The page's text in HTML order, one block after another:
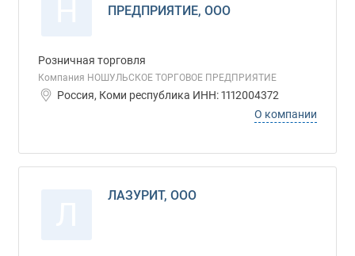
ПРЕДПРИЯТИЕ, ООО
Розничная торговля
Компания НОШУЛЬСКОЕ ТОРГОВОЕ ПРЕДПРИЯТИЕ
Россия, Коми республика ИНН: 1112004372
О компании
ЛАЗУРИТ, ООО